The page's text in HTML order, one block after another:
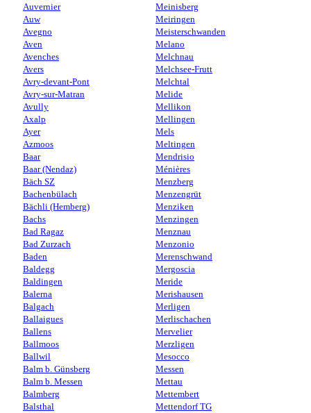
Auvernier
Auw
Avegno
Aven
Avenches
Avers
Avry-devant-Pont
Avry-sur-Matran
Avully
Axalp
Ayer
Azmoos
Baar
Baar (Nendaz)
Bäch SZ
Bachenbülach
Bächli (Hemberg)
Bachs
Bad Ragaz
Bad Zurzach
Baden
Baldegg
Baldingen
Balerna
Balgach
Ballaigues
Ballens
Ballmoos
Ballwil
Balm b. Günsberg
Balm b. Messen
Balmberg
Balsthal
Meinisberg
Meiringen
Meisterschwanden
Melano
Melchnau
Melchsee-Frutt
Melchtal
Melide
Mellikon
Mellingen
Mels
Meltingen
Mendrisio
Ménières
Menzberg
Menzengrüt
Menziken
Menzingen
Menznau
Menzonio
Merenschwand
Mergoscia
Meride
Merishausen
Merligen
Merlischachen
Mervelier
Merzligen
Mesocco
Messen
Mettau
Mettembert
Mettendorf TG